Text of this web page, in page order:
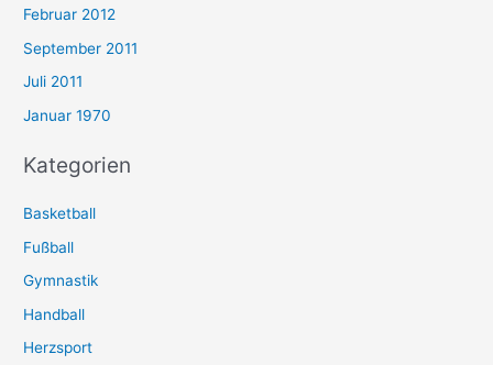
Februar 2012
September 2011
Juli 2011
Januar 1970
Kategorien
Basketball
Fußball
Gymnastik
Handball
Herzsport